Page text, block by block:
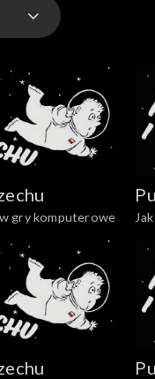
gry komputerowe